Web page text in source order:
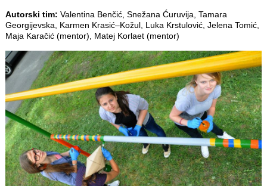
Autorski tim: Valentina Benčić, Snežana Ćuruvija, Tamara
Georgijevska, Karmen Krasić–Kožul, Luka Krstulović, Jelena Tomić,
Maja Karačić (mentor), Matej Korlaet (mentor)